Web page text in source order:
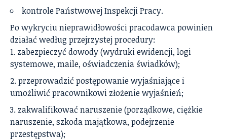
kontrole Państwowej Inspekcji Pracy.
Po wykryciu nieprawidłowości pracodawca powinien
działać według przejrzystej procedury:
zabezpieczyć dowody (wydruki ewidencji, logi
systemowe, maile, oświadczenia świadków);
przeprowadzić postępowanie wyjaśniające i
umożliwić pracownikowi złożenie wyjaśnień;
zakwalifikować naruszenie (porządkowe, ciężkie
naruszenie, szkoda majątkowa, podejrzenie
przestępstwa);